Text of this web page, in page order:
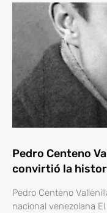
Pedro Centeno
convirtió la
Pedro Centeno
nacional venezolana